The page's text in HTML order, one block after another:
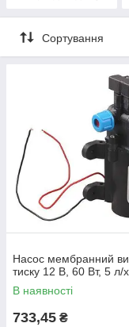
Сортування
Насос мембранний
тиску 12 В, 60 Вт, 5 л/
В наявності
733,45 ₴